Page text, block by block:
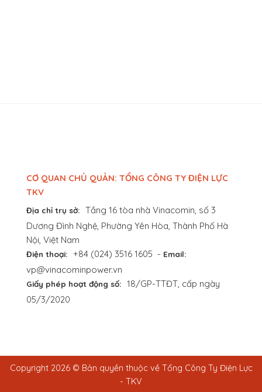
CƠ QUAN CHỦ QUẢN: TỔNG CÔNG TY ĐIỆN LỰC
TKV
Địa chỉ trụ sở: Tầng 16 tòa nhà Vinacomin, số 3
Dương Đình Nghệ, Phường Yên Hòa, Thành Phố Hà
Nội, Việt Nam
Điện thoại: +84 (024) 3516 1605 - Email:
vp@vinacominpower.vn
Giấy phép hoạt động số: 18/GP-TTĐT, cấp ngày
05/3/2020
Copyright 2026 © Bản quyền thuộc về Tổng Công Ty Điện Lực
- TKV